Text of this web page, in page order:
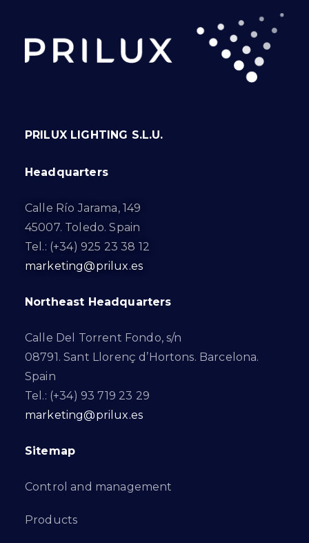
PRILUX LIGHTING S.L.U.
Headquarters
Calle Río Jarama, 149
45007. Toledo. Spain
Tel.: (+34) 925 23 38 12
marketing@prilux.es
Northeast Headquarters
Calle Del Torrent Fondo, s/n
08791. Sant Llorenç d’Hortons. Barcelona.
Spain
Tel.: (+34) 93 719 23 29
marketing@prilux.es
Sitemap
Control and management
Products